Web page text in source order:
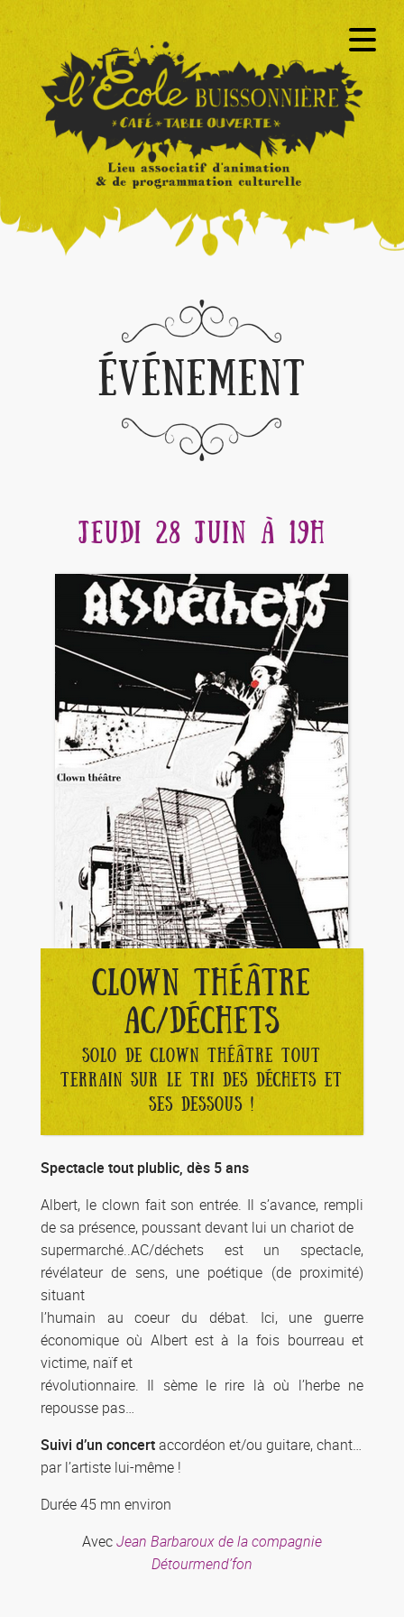
ÉVÉNEMENT
JEUDI 28 JUIN À 19H
CLOWN THÉÂTRE
AC/DÉCHETS
SOLO DE CLOWN THÉÂTRE TOUT
TERRAIN SUR LE TRI DES DÉCHETS ET
SES DESSOUS !
Spectacle tout plublic, dès 5 ans
Albert, le clown fait son entrée. Il s’avance, rempli
de sa présence, poussant devant lui un chariot de
supermarché..AC/déchets est un spectacle,
révélateur de sens, une poétique (de proximité)
situant
l’humain au coeur du débat. Ici, une guerre
économique où Albert est à la fois bourreau et
victime, naïf et
révolutionnaire. Il sème le rire là où l’herbe ne
repousse pas…
Suivi d’un concertaccordéon et/ou guitare, chant…
par l’artiste lui-même !
Durée 45 mn environ
AvecJean Barbaroux de la compagnie
Détourmend’fon